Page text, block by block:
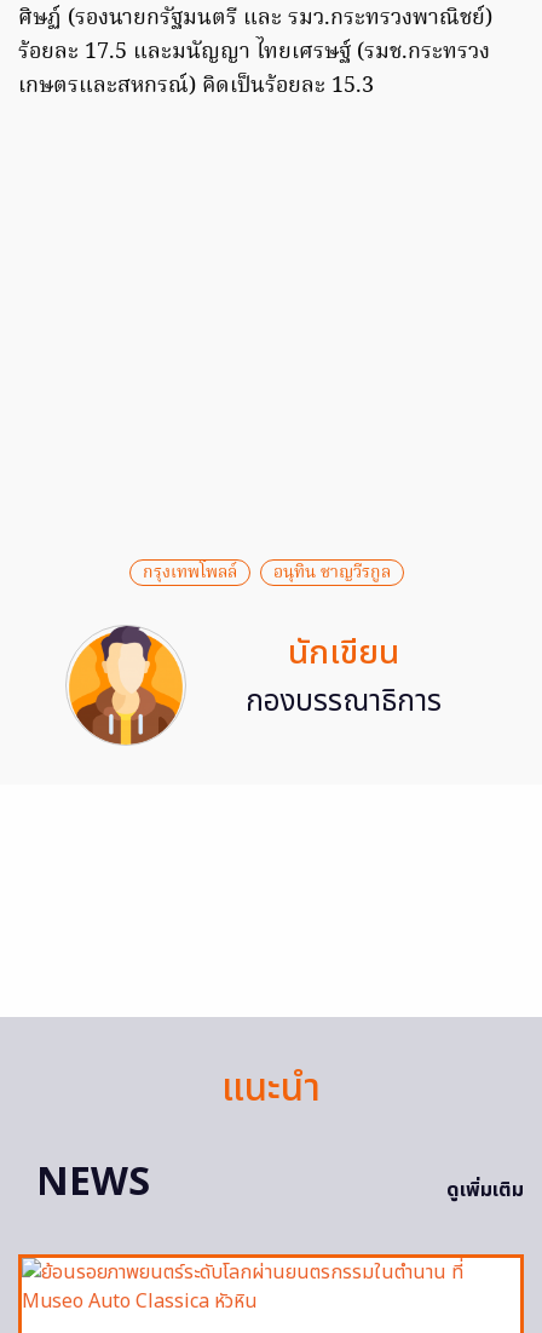
ศิษฏ์ (รองนายกรัฐมนตรี และ รมว.กระทรวงพาณิชย์)
ร้อยละ 17.5 และมนัญญา ไทยเศรษฐ์ (รมช.กระทรวง
เกษตรและสหกรณ์) คิดเป็นร้อยละ 15.3
กรุงเทพโพลล์ อนุทิน ชาญวีรกูล
นักเขียน
กองบรรณาธิการ
แนะนำ
NEWS
ดูเพิ่มเติม